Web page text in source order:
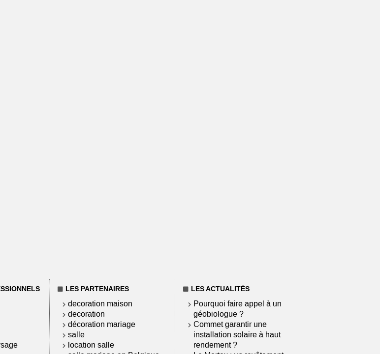
LES PARTENAIRES
decoration maison
decoration
décoration mariage
salle
location salle
LES ACTUALITÉS
Pourquoi faire appel à un
géobiologue ?
Commet garantir une
installation solaire à haut
rendement ?